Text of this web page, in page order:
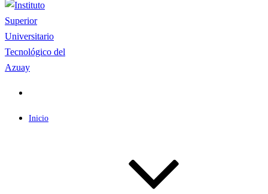
Inicio